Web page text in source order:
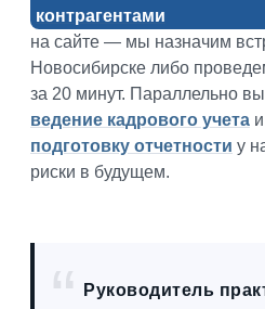
контрагентами
на сайте — мы назначим
Новосибирске либо
за 20 минут. Параллельно
ведение кадрового учета и
подготовку отчетности у
риски в будущем.
Руководитель